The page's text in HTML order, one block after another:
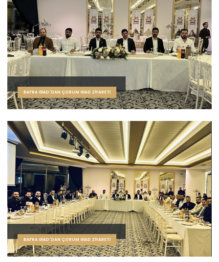
BAFRA GİAD'DAN ÇORUM GİAD ZİYARETİ
BAFRA GİAD'DAN ÇORUM GİAD ZİYARETİ